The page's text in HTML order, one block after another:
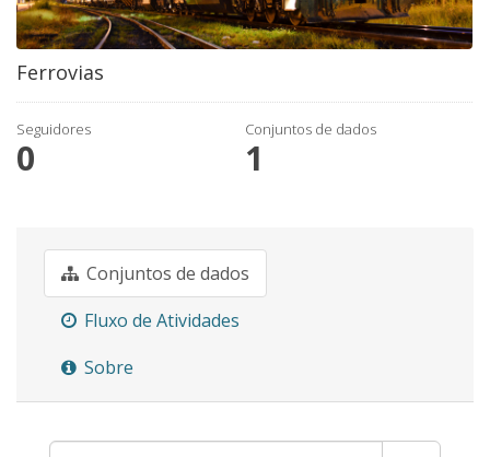
Ferrovias
Seguidores
0
Conjuntos de dados
1
Conjuntos de dados
Fluxo de Atividades
Sobre